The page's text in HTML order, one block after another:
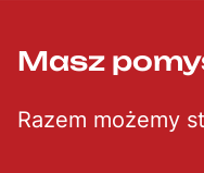
Masz
Razem możemy